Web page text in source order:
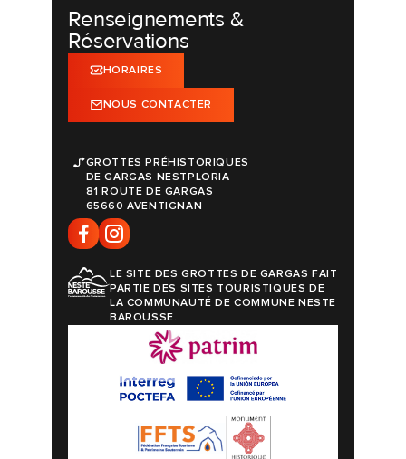
Renseignements &
Réservations
HORAIRES
NOUS CONTACTER
GROTTES PRÉHISTORIQUES
DE GARGAS NESTPLORIA
81 ROUTE DE GARGAS
65660 AVENTIGNAN
LE SITE DES GROTTES DE GARGAS FAIT
PARTIE DES SITES TOURISTIQUES DE
LA COMMUNAUTÉ DE COMMUNE NESTE
BAROUSSE.